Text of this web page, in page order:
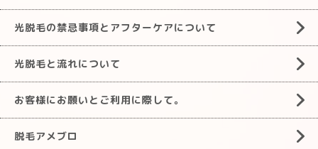
光脱毛の禁忌事項とアフターケアについて
光脱毛と流れについて
お客様にお願いとご利用に際して。
脱毛アメブロ